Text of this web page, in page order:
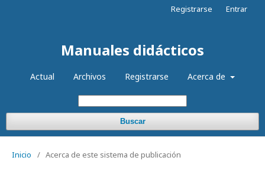
Manuales didácticos
Actual Archivos Registrarse Acerca de
Buscar
Registrarse Entrar
Inicio / Acerca de este sistema de publicación